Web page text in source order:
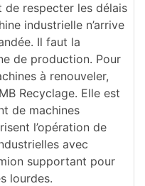
de respecter les délais
industrielle n’arrive
Il faut la
de production. Pour
à renouveler,
Recyclage. Elle est
de machines
l’opération de
avec
supportant pour
lourdes.